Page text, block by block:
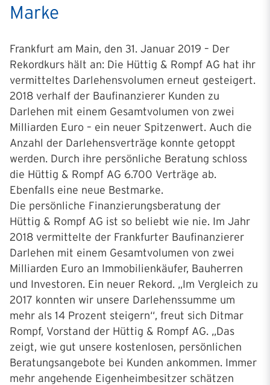
Marke
Frankfurt am Main, den 31. Januar 2019 – Der
Rekordkurs hält an: Die Hüttig & Rompf AG hat ihr
vermitteltes Darlehensvolumen erneut gesteigert.
2018 verhalf der Baufinanzierer Kunden zu
Darlehen mit einem Gesamtvolumen von zwei
Milliarden Euro – ein neuer Spitzenwert. Auch die
Anzahl der Darlehensverträge konnte getoppt
werden. Durch ihre persönliche Beratung schloss
die Hüttig & Rompf AG 6.700 Verträge ab.
Ebenfalls eine neue Bestmarke.
Die persönliche Finanzierungsberatung der
Hüttig & Rompf AG ist so beliebt wie nie. Im Jahr
2018 vermittelte der Frankfurter Baufinanzierer
Darlehen mit einem Gesamtvolumen von zwei
Milliarden Euro an Immobilienkäufer, Bauherren
und Investoren. Ein neuer Rekord. „Im Vergleich zu
2017 konnten wir unsere Darlehenssumme um
mehr als 14 Prozent steigern“, freut sich Ditmar
Rompf, Vorstand der Hüttig & Rompf AG. „Das
zeigt, wie gut unsere kostenlosen, persönlichen
Beratungsangebote bei Kunden ankommen. Immer
mehr angehende Eigenheimbesitzer schätzen